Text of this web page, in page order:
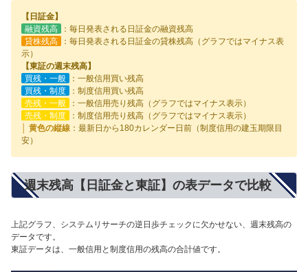
【日証金】
融資残高
：毎日発表される日証金の融資残高
貸株残高
：毎日発表される日証金の貸株残高（グラフではマイナス表
示）
【東証の週末残高】
買残・一般
：一般信用買い残高
買残・制度
：制度信用買い残高
売残・一般
：一般信用売り残高（グラフではマイナス表示）
売残・制度
：制度信用売り残高（グラフではマイナス表示）
│ 黄色の縦線 ：最新日から180カレンダー日前（制度信用の建玉期限目
安）
週末残高【日証金と東証】の表データで比較
上記グラフ、システムリサーチの逆日歩チェックに欠かせない、週末残高の
データです。
東証データは、一般信用と制度信用の残高の合計値です。